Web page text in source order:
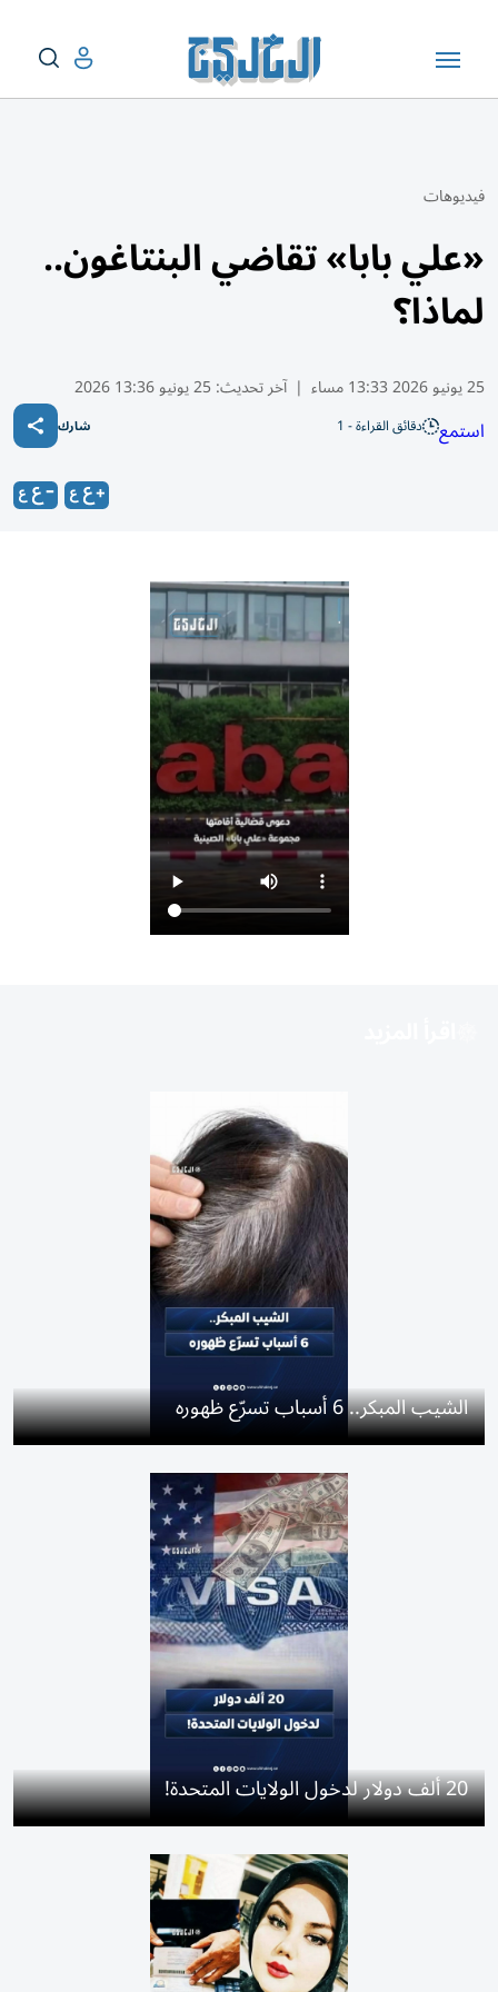
فيديوهات
«علي بابا» تقاضي البنتاغون..
لماذا؟
25 يونيو 2026 13:33 مساء | آخر تحديث:25 يونيو 13:36 2026
استمع دقائق القراءة - 1 شارك
الشيب المبكر.. 6 أسباب تسرّع ظهوره
20 ألف دولار لدخول الولايات المتحدة!